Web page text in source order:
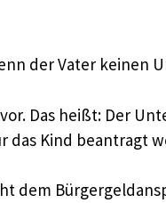
der Vater
Das heißt: Der
das Kind beantragt
dem